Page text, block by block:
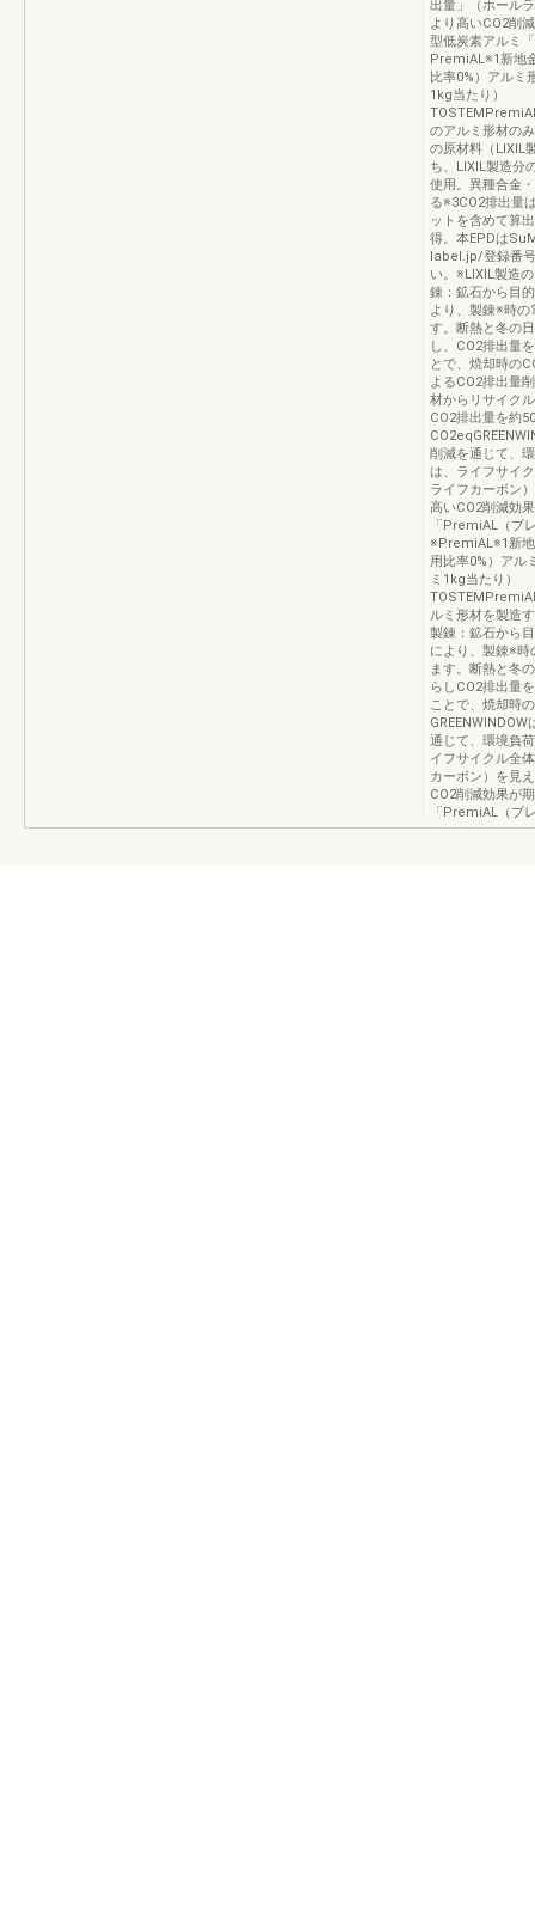
出量」（ホール
より高いCO2削
型低炭素アルミ
PremiAL※1新地
比率0%）アルミ
1kg当たり）
のアルミ形材の
の原材料（LIXIL
ち、LIXIL製造分
使用。異種合金
る※3CO2排出量
ットを含めて算
得。本EPDは
label.jp/登録番号
い。※LIXIL製造
錬：鉱石から目
より、製錬※時の
す。断熱と冬の
し、CO2排出量
とで、焼却時の
よるCO2排出量
材からリサイク
CO2排出量を約
削減を通じて、
は、ライフサイ
ライフカーボン
高いCO2削減効
「PremiAL（プ
※PremiAL※1新地
用比率0%）アル
ミ1kg当たり）
ルミ形材を製造
製錬：鉱石から
により、製錬※時
ます。断熱と冬
らしCO2排出量
ことで、焼却時
通じて、環境負
イフサイクル全
カーボン）を見
CO2削減効果が
「PremiAL（プ